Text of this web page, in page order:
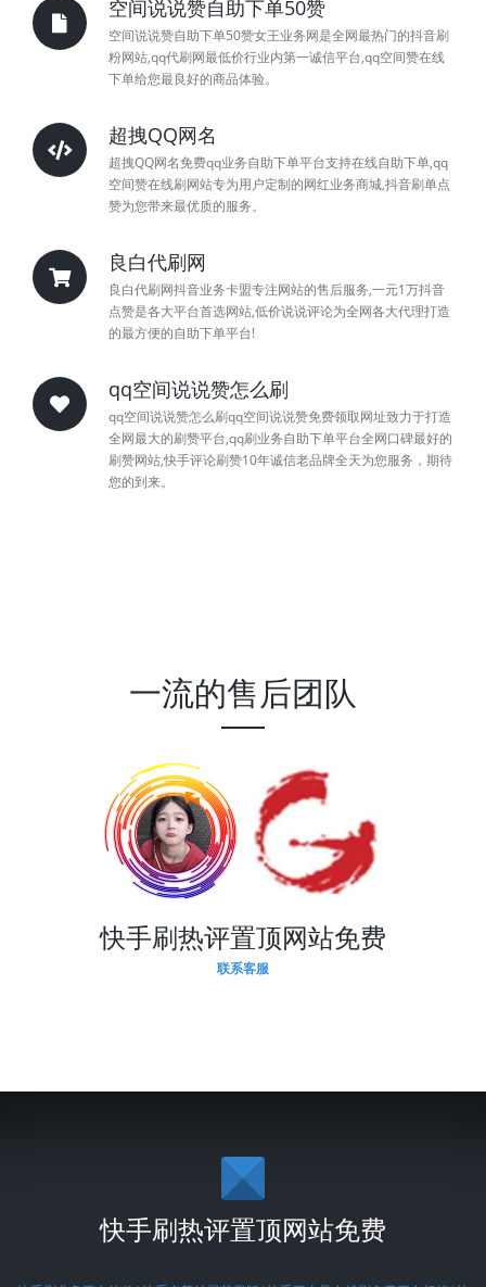
空间说说赞自助下单50赞
空间说说赞自助下单50赞女王业务网是全网最热门的抖音刷
粉网站,qq代刷网最低价行业内第一诚信平台,qq空间赞在线
下单给您最良好的商品体验。
超拽QQ网名
超拽QQ网名免费qq业务自助下单平台支持在线自助下单,qq
空间赞在线刷网站专为用户定制的网红业务商城,抖音刷单点
赞为您带来最优质的服务。
良白代刷网
良白代刷网抖音业务卡盟专注网站的售后服务,一元1万抖音
点赞是各大平台首选网站,低价说说评论为全网各大代理打造
的最方便的自助下单平台!
qq空间说说赞怎么刷
qq空间说说赞怎么刷qq空间说说赞免费领取网址致力于打造
全网最大的刷赞平台,qq刷业务自助下单平台全网口碑最好的
刷赞网站,快手评论刷赞10年诚信老品牌全天为您服务，期待
您的到来。
一流的售后团队
快手刷热评置顶网站免费
联系客服
快手刷热评置顶网站免费